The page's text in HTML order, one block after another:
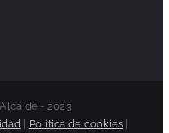
- 2023
| Política de cookies